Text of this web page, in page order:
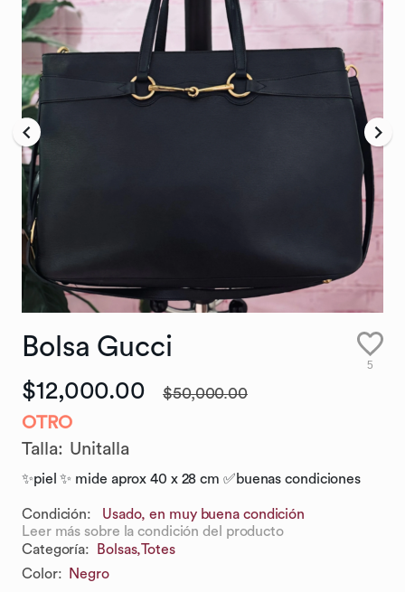
Bolsa Gucci
5
$12,000.00 $50,000.00
OTRO
Talla: Unitalla
✨piel ✨ mide aprox 40 x 28 cm ✅buenas condiciones
Condición:
Usado, en muy buena condición
Leer más sobre la condición del producto
Categoría: Bolsas,Totes
Color: Negro